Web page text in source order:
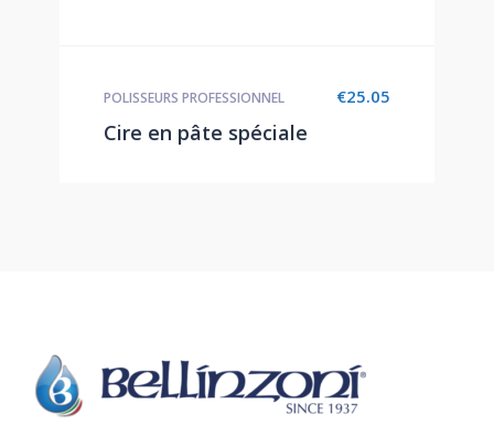
€25.05
POLISSEURS PROFESSIONNEL
Cire en pâte spéciale